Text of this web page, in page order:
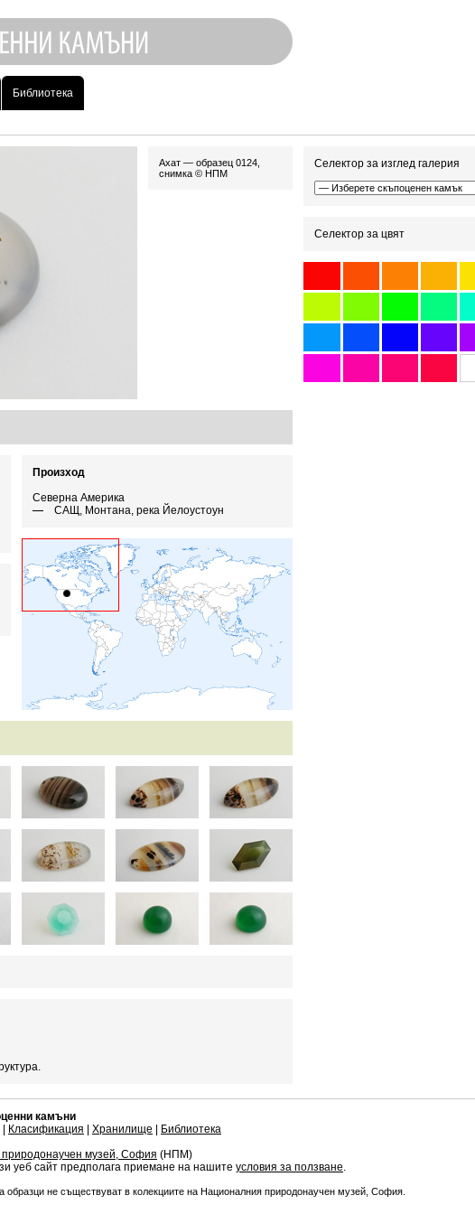
Библиотека
Селектор за изглед галерия
Селектор за цвят
Ахат — образец 0124,
снимка © НПМ
Произход
Северна Америка
САЩ, Монтана, река Йелоустоун
камъни
Класификация Хранилище
Библиотека
музей, София (НПМ)
уеб сайт предполага приемане на нашите условия за ползване.
образци не съществуват в колекциите на Националния природонаучен музей, София.